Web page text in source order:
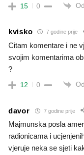
15 0
kvisko 7 godine prije
Citam komentare i ne
svojim komentarima
?
12 0
davor 7 godine prije
Majmunska posla
radionicama i
vjeruje neka se sjeti